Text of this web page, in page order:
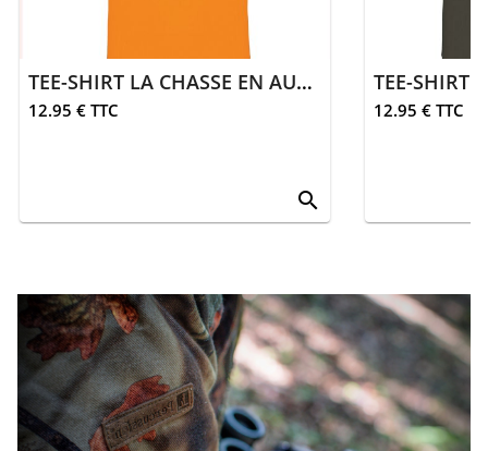
TEE-SHIRT LA CHASSE EN AUVERGNE | ORANGE
12.95 € TTC
search
12.95 € TTC